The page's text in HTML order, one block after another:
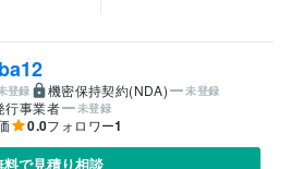
登録 機密保持契約(NDA) 未登録
行事業者 未登録
0.0フォロワー1
料で見積り相談